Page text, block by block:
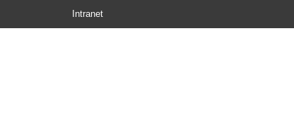
Intranet